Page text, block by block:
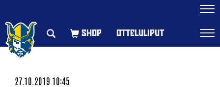
OTTELULIPUT
27.10.2019 10:45